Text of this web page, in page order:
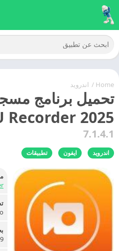
Home
/ اندرويد
تحميل برنامج
2025 DU Recorder اخر اصدار
7.1.4.1
اندرويد ايفون تطبيقات